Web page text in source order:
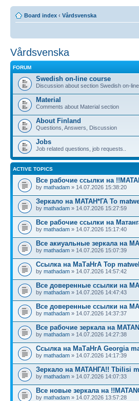
Board index ‹ Vårdsvenska
Vårdsvenska
FORUM
Swedish on-line course
Discussion about section Swedish on-
Material
Comments about Material section
About Finland
Questions, Answers, Discussion
Jobs
Job related questions, job requests..
ACTIVE TOPICS
Все рабочие ссылки на
by mathadam » 14.07.2026 15:38:20
Зеркало на МАТАН*ГА To
by mathadam » 14.07.2026 15:27:59
Все рабочие ссылки на
by mathadam » 14.07.2026 15:17:40
Все акиуальные зеркала на
by mathadam » 14.07.2026 15:07:39
Ссылка на МаТаНгА Тор
by mathadam » 14.07.2026 14:57:42
Все доверенные ссылки на
by mathadam » 14.07.2026 14:47:43
Все доверенные ссылки на
by mathadam » 14.07.2026 14:37:37
Все рабочие зеркала на
by mathadam » 14.07.2026 14:27:38
Ссылка на МаТаНгА Georgia
by mathadam » 14.07.2026 14:17:39
Зеркало на МАТАНГА!! Tbilisi
by mathadam » 14.07.2026 14:07:33
Все новые зеркала на
by mathadam » 14.07.2026 13:57:28